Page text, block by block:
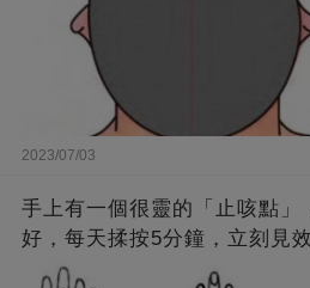
2023/07/03
手上有一個很靈的「止咳點」
好，每天揉按5分鐘，立刻見效